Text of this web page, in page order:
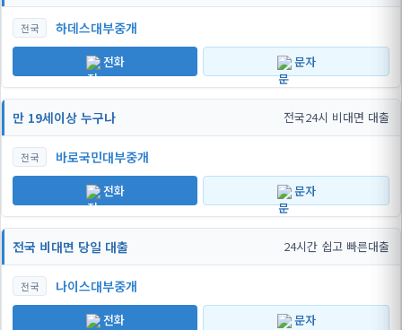
전국 하데스대부중개
전화 문자
만 19세이상 누구나 전국24시 비대면 대출
전국 바로국민대부중개
전화 문자
전국 비대면 당일 대출 24시간 쉽고 빠른대출
전국 나이스대부중개
전화 문자